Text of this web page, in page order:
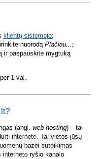
klientų sistemoje;
nuorodąPlačiau... ;
ir paspauskite mygtuką
1 val.
(angl. web hosting) – tai
internete. Tai vietos jūsų
bazei suteikimas
interneto ryšio kanalo